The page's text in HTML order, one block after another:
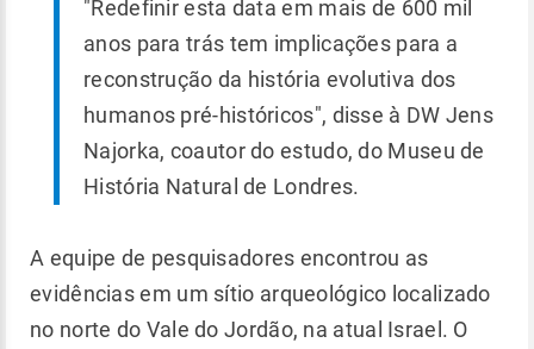
"Redefinir esta data em mais de 600 mil
anos para trás tem implicações para a
reconstrução da história evolutiva dos
humanos pré-históricos", disse à DW Jens
Najorka, coautor do estudo, do Museu de
História Natural de Londres.
A equipe de pesquisadores encontrou as
evidências em um sítio arqueológico localizado
no norte do Vale do Jordão, na atual Israel. O